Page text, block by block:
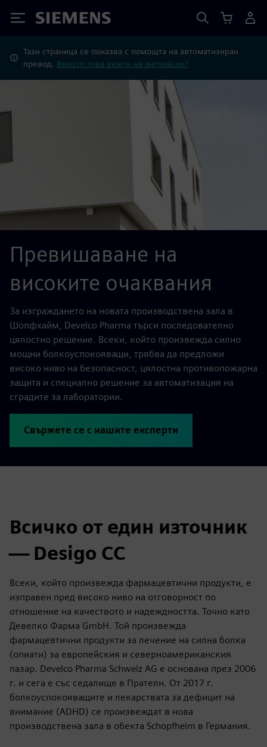
Siemens
Тази страница се показва с помощта на автоматизиран
превод. Вместо това вижте на английски?
Превишаване на
високите очаквания
За изграждането на новата производствена зала в
Шопфхайм, Develco Pharma търси последователно
цялостно решение. Всеки, който произвежда силно
мощни болкоуспокояващи, трябва да предложи
високо ниво на безопасност, цялостна противопожарна
защита и специално решение за автоматизация на
сградите за лаборатории.
Свържете се с нашите експерти
Всичко от един източник
— Desigo CC
Всеки, който произвежда фармацевтични продукти, е
изправен пред високо ниво на отговорност по
отношение на качеството и надеждността. Точно като
Девелко Фарма GmbH. Той произвежда
фармацевтични продукти за лечение на силна болка
(опиати) за европейския и северноамериканския
пазар. Develco Pharma Schweiz AG е основана през 2006
г. и сега е със седалище в Прателн. От 2017 г.
болкоуспокояващите и лекарствата за дефицит на
внимание (ADHD) се произвеждат в нова
производствена зала в обекта Schopfheim в Германия.